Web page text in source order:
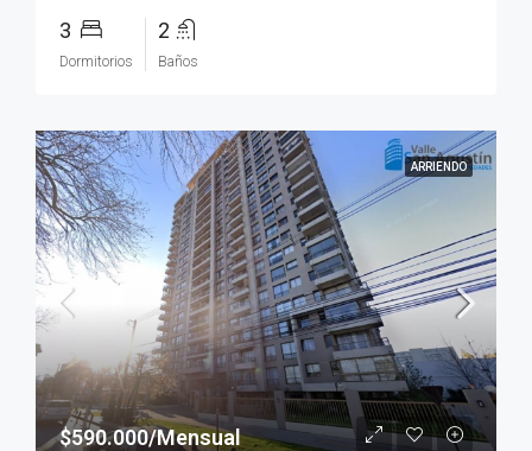
3
Dormitorios
2
Baños
ARRIENDO
$590.000/Mensual